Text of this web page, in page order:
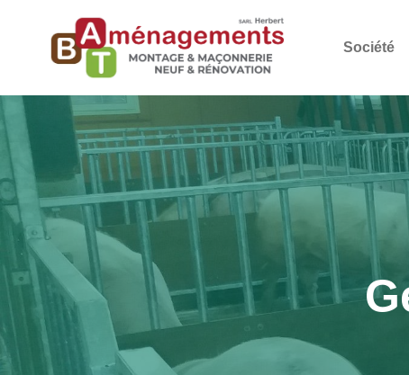
Société